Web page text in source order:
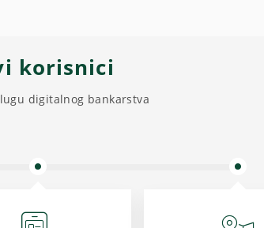
korisnici
digitalnog bankarstva